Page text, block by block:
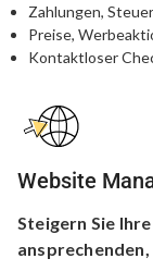
Zahlungen,
Preise,
Kontaktloser
Website
Steigern Sie
ansprechenden,